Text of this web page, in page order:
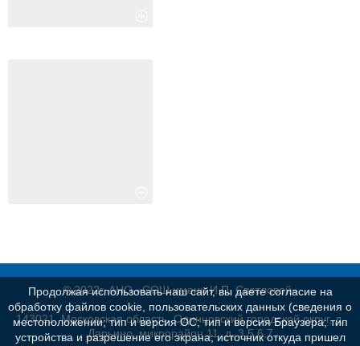
© 2022г. АНО «СОШ имени И.П. Светловой»
143021, Московская область, Одинцовский городской округ, д.
Дарьино, микрорайон 11, д. 3,5,6,7
Продолжая использовать наш сайт, вы даете согласие на
обработку файлов cookie, пользовательских данных (сведения о
местоположении; тип и версия ОС; тип и версия Браузера; тип
устройства и разрешение его экрана; источник откуда пришел